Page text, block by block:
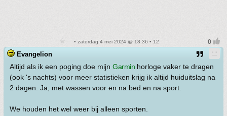
• zaterdag 4 mei 2024 @ 18:36 • 12
Evangelion
Altijd als ik een poging doe mijn Garmin horloge vaker te dragen
(ook 's nachts) voor meer statistieken krijg ik altijd huiduitslag na
2 dagen. Ja, met wassen voor en na bed en na sport.
We houden het wel weer bij alleen sporten.